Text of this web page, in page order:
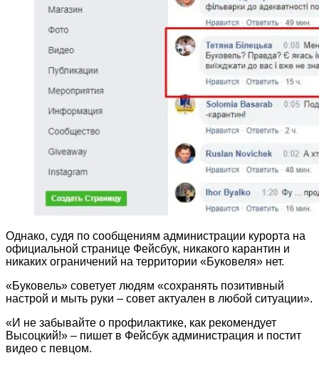
Однако, судя по сообщениям администрации курорта на
официальной странице Фейсбук, никакого карантин и
никаких ограничений на территории «Буковеля» нет.
«Буковель» советует людям «сохранять позитивный
настрой и мыть руки – совет актуален в любой ситуации».
«И не забывайте о профилактике, как рекомендует
Высоцкий!» – пишет в Фейсбук администрация и постит
видео с певцом.